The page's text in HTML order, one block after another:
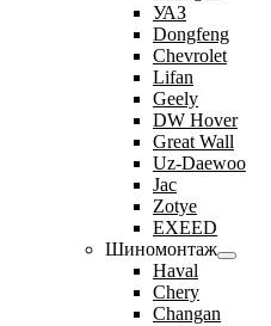
УАЗ
Dongfeng
Chevrolet
Lifan
Geely
DW Hover
Great Wall
Uz-Daewoo
Jac
Zotye
EXEED
Шиномонтаж
Haval
Chery
Changan